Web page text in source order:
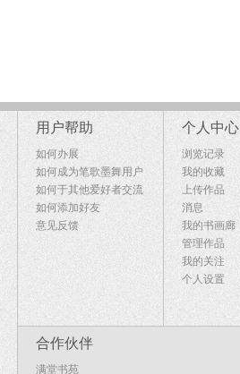
用户帮助
如何办展
如何成为笔歌墨舞用户
如何于其他爱好者交流
如何添加好友
意见反馈
个人中心
浏览记录
我的收藏
上传作品
消息
我的书画廊
管理作品
我的关注
个人设置
合作伙伴
满堂书苑